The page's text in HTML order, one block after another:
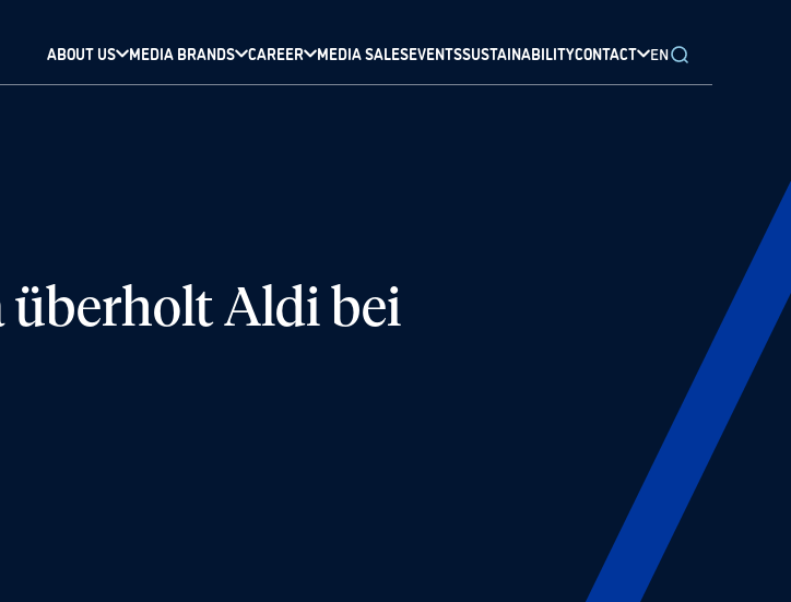
ABOUT US MEDIA BRANDS CAREER MEDIA SALESEVENTSSUSTAINABILITYCONTACT EN
überholt Aldi bei